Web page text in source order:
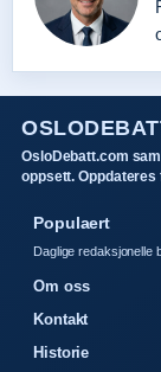
OsloDebatt.com
oppsett.
Populaert
Daglige redaksjonelle
Om oss
Kontakt
Historie